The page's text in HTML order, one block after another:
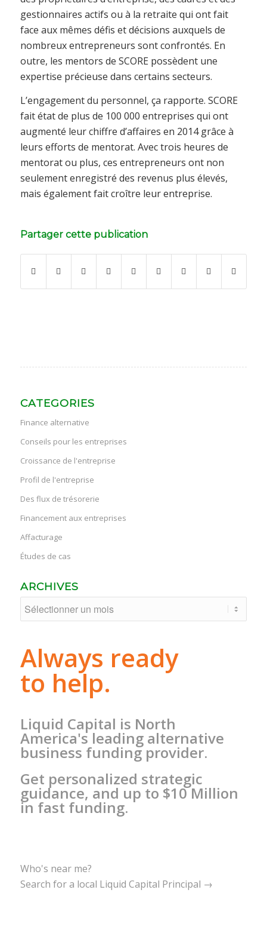
gestionnaires actifs ou à la retraite qui ont fait
face aux mêmes défis et décisions auxquels de
nombreux entrepreneurs sont confrontés. En
outre, les mentors de SCORE possèdent une
expertise précieuse dans certains secteurs.
L’engagement du personnel, ça rapporte. SCORE
fait état de plus de 100 000 entreprises qui ont
augmenté leur chiffre d’affaires en 2014 grâce à
leurs efforts de mentorat. Avec trois heures de
mentorat ou plus, ces entrepreneurs ont non
seulement enregistré des revenus plus élevés,
mais également fait croître leur entreprise.
Partager cette publication
CATEGORIES
Finance alternative
Conseils pour les entreprises
Croissance de l'entreprise
Profil de l'entreprise
Des flux de trésorerie
Financement aux entreprises
Affacturage
Études de cas
ARCHIVES
Always ready
to help.
Liquid Capital is North
America's leading alternative
business funding provider.
Get personalized strategic
guidance, and up to $10 Million
in fast funding.
Who's near me?
Search for a local Liquid Capital Principal →